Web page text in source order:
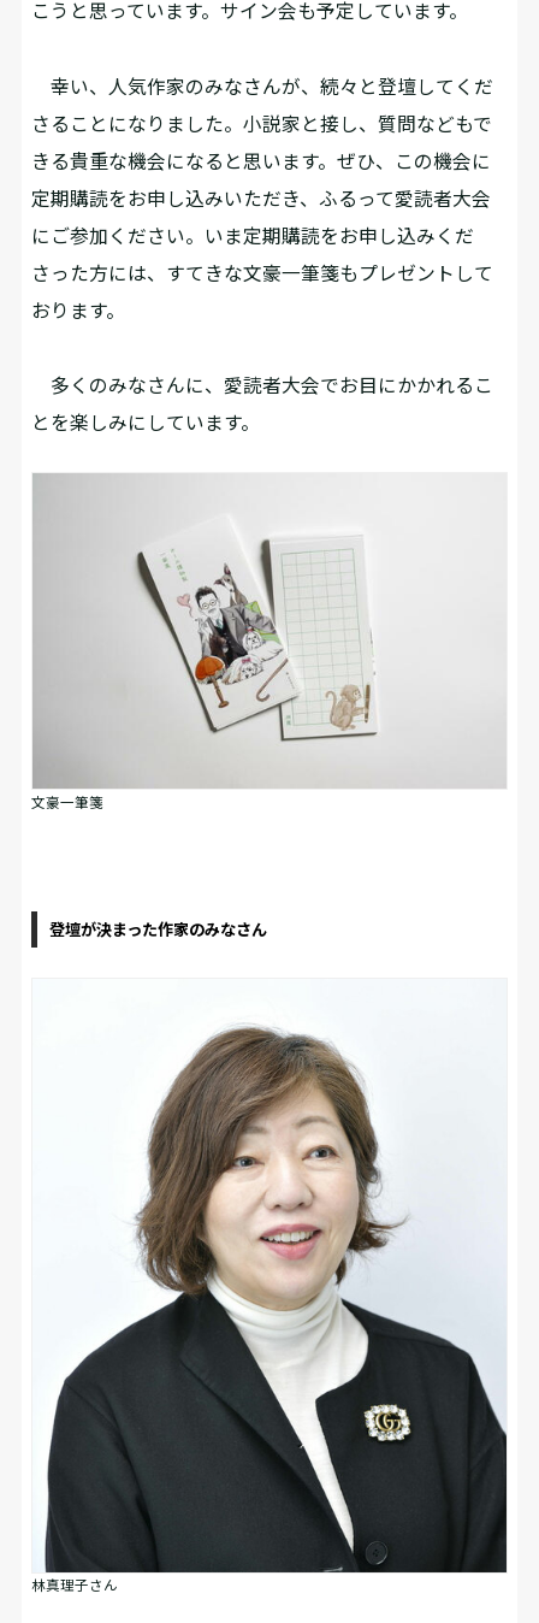
こうと思っています。サイン会も予定しています。
幸い、人気作家のみなさんが、続々と登壇してくだ
さることになりました。小説家と接し、質問などもで
きる貴重な機会になると思います。ぜひ、この機会に
定期購読をお申し込みいただき、ふるって愛読者大会
にご参加ください。いま定期購読をお申し込みくだ
さった方には、すてきな文豪一筆箋もプレゼントして
おります。
多くのみなさんに、愛読者大会でお目にかかれるこ
とを楽しみにしています。
文豪一筆箋
登壇が決まった作家のみなさん
林真理子さん